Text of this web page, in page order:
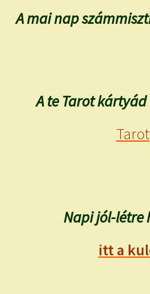
A mai nap
A te Tarot
Tarot
Napi jól-létre
itt a